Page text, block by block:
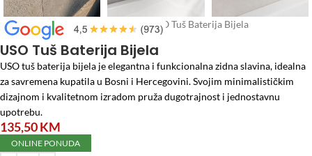
Početna/Vodomaterijal /Česme/USO Tuš Baterija Bijela
USO Tuš Baterija Bijela
USO tuš baterija bijela je elegantna i funkcionalna zidna slavina, idealna
za savremena kupatila u Bosni i Hercegovini.Svojim minimalističkim
dizajnom i kvalitetnom izradom pruža dugotrajnost i jednostavnu
upotrebu.
135,50KM
ONLINE PONUDA